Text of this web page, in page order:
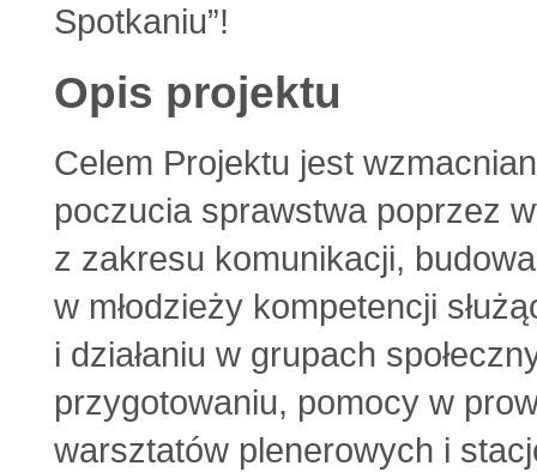
Spotkaniu”!
Opis projektu
Celem Projektu jest
poczucia sprawstwa poprzez
z zakresu komunikacji,
w młodzieży kompetencji
i działaniu w grupach
przygotowaniu, pomocy w
warsztatów plenerowych i